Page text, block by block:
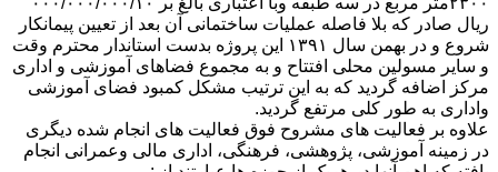
ریال صادر که بلا فاصله عملیات ساختمانی آن بعد از تعیین پیمانکار
شروع و در بهمن سال ۱۳۹۱ این پروژه بدست استاندار محترم وقت
و سایر مسولین محلی افتتاح و به مجموع فضاهای آموزشی و اداری
مرکز اضافه گردید که به این ترتیب مشکل کمبود فضای آموزشی
واداری به طور کلی مرتفع گردید.
علاوه بر فعالیت های مشروح فوق فعالیت های انجام شده دیگری
در زمینه آموزشی، پژوهشی، فرهنگی، اداری مالی وعمرانی انجام